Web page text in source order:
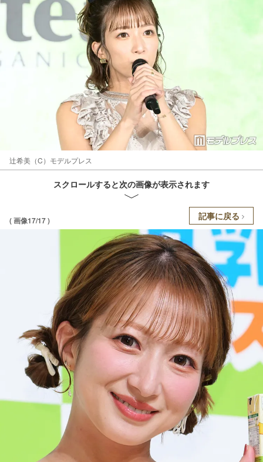
辻希美（C）モデルプレス
スクロールすると次の画像が表示されます
( 画像17/17 ) 記事に戻る